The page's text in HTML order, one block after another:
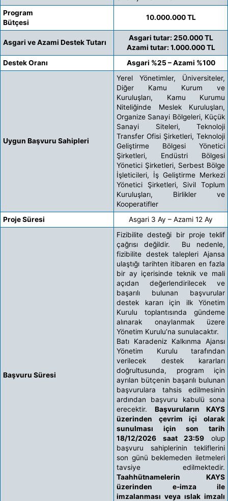
Program
Bütçesi
10.000.000 TL
Asgari ve Azami Destek Tutarı
Asgari tutar: 250.000 TL
Azami tutar: 1.000.000 TL
Destek Oranı
Asgari %25 – Azami %100
Uygun Başvuru Sahipleri
Yerel Yönetimler, Üniversiteler,
Diğer Kamu Kurum ve
Kuruluşları, Kamu Kurumu
Niteliğinde Meslek Kuruluşları,
Organize Sanayi Bölgeleri, Küçük
Sanayi Siteleri, Teknoloji
Transfer Ofisi Şirketleri, Teknoloji
Geliştirme Bölgesi Yönetici
Şirketleri, Endüstri Bölgesi
Yönetici Şirketleri, Serbest Bölge
İşleticileri, İş Geliştirme Merkezi
Yönetici Şirketleri, Sivil Toplum
Kuruluşları, Birlikler ve
Kooperatifler
Proje Süresi
Asgari 3 Ay – Azami 12 Ay
Başvuru Süresi
Fizibilite desteği bir proje teklif
çağrısı değildir. Bu nedenle,
fizibilite destek talepleri Ajansa
ulaştığı tarihten itibaren en fazla
bir ay içerisinde teknik ve mali
açıdan değerlendirilecek ve
başarılı bulunan başvurular
destek kararı için ilk Yönetim
Kurulu toplantısında gündeme
alınarak onaylanmak üzere
Yönetim Kurulu’na sunulacaktır.
Batı Karadeniz Kalkınma Ajansı
Yönetim Kurulu tarafından
verilecek destek kararları
doğrultusunda, program için
ayrılan bütçenin başarılı bulunan
başvurulara tahsis edilmesinin
ardından başvuru kabulü sona
erecektir. Başvuruların KAYS
üzerinden çevrim içi olarak
sunulması için son tarih
18/12/2026 saat 23:59 olup
başvuru sahiplerinin tekliflerini
son günü beklemeden iletmeleri
tavsiye edilmektedir.
Taahhütnamelerin KAYS
üzerinden e-imza ile
imzalanması veya ıslak imzalı